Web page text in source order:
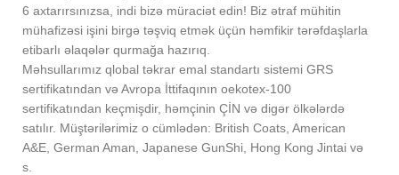
6 axtarırsınızsa, indi bizə müraciət edin! Biz ətraf mühitin
mühafizəsi işini birgə təşviq etmək üçün həmfikir tərəfdaşlarla
etibarlı əlaqələr qurmağa hazırıq.
Məhsullarımız qlobal təkrar emal standartı sistemi GRS
sertifikatından və Avropa İttifaqının oekotex-100
sertifikatından keçmişdir, həmçinin ÇİN və digər ölkələrdə
satılır. Müştərilərimiz o cümlədən: British Coats, American
A&E, German Aman, Japanese GunShi, Hong Kong Jintai və
s.